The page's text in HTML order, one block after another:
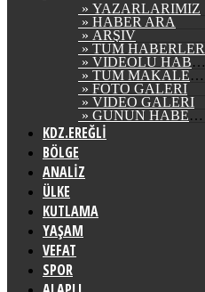
» YAZARLARIMIZ
» HABER ARA
» ARŞİV
» TÜM HABERLER
» VİDEOLU HABERLER
» TÜM MAKALELER
» FOTO GALERİ
» VİDEO GALERİ
» GÜNÜN HABERLERİ
KDZ.EREĞLİ
BÖLGE
ANALİZ
ÜLKE
KUTLAMA
YAŞAM
VEFAT
SPOR